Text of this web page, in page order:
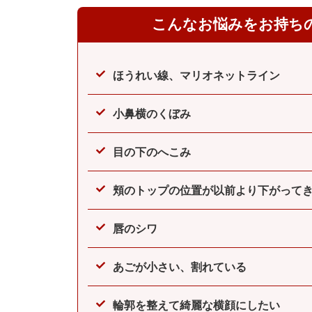
こんなお悩みをお持ち
ほうれい線、マリオネットライン
小鼻横のくぼみ
目の下のへこみ
頬のトップの位置が以前より下がって
唇のシワ
あごが小さい、割れている
輪郭を整えて綺麗な横顔にしたい